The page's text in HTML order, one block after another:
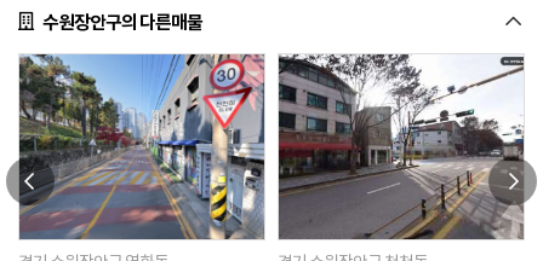
수원장안구의 다른매물